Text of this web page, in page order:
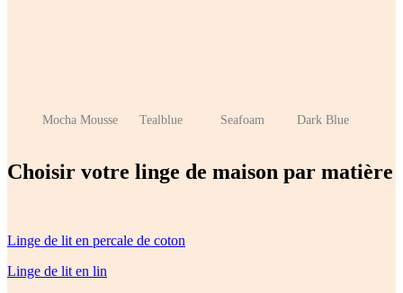
Mocha Mousse Tealblue Seafoam Dark Blue
Choisir votre linge de maison par matière
Linge de lit en percale de coton
Linge de lit en lin